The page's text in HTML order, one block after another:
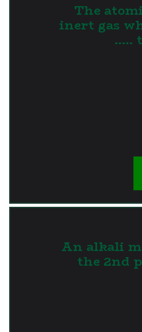
The
inert gas
An alkali
the 2nd